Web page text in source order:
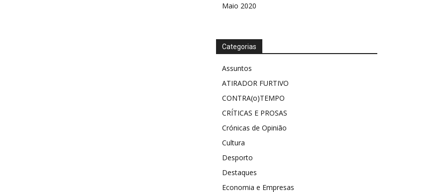
Maio 2020
Categorias
Assuntos
ATIRADOR FURTIVO
CONTRA(o)TEMPO
CRÍTICAS E PROSAS
Crónicas de Opinião
Cultura
Desporto
Destaques
Economia e Empresas